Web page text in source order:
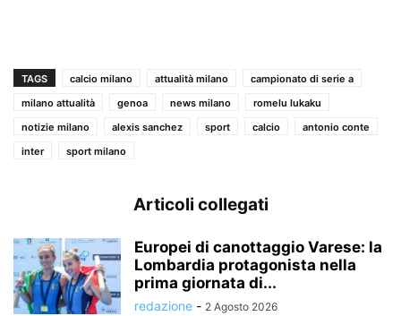
TAGS calcio milano attualità milano
campionato di serie a
milano attualità
genoa news milano
romelu lukaku
notizie milano
alexis sanchez sport calcio
antonio conte
inter
sport milano
Articoli collegati
Europei di canottaggio Varese: la
Lombardia protagonista nella
prima giornata di...
redazione - 2 Agosto 2026